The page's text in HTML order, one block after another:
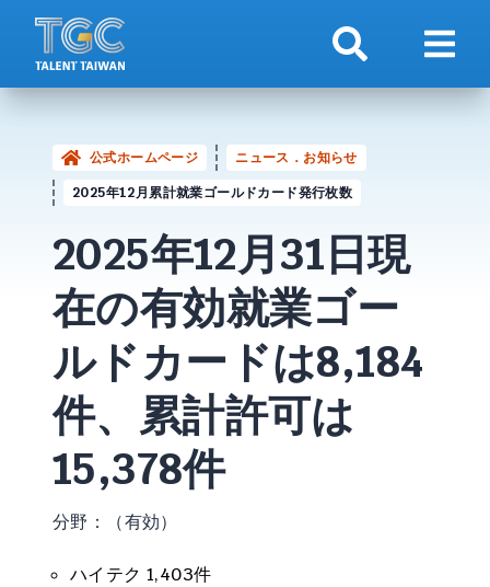
検索 ナビ
公式ホームページ
ニュース．お知らせ
2025年12月累計就業ゴールドカード発行枚数
2025年12月31日現
在の有効就業ゴー
ルドカードは8,184
件、累計許可は
15,378件
分野：（有効）
ハイテク 1,403件